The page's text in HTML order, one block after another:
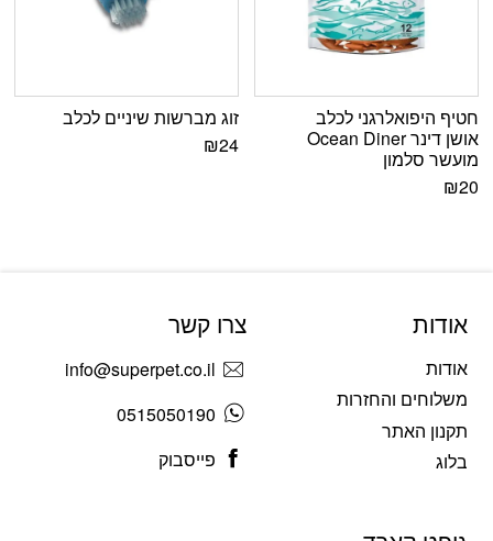
חטיף היפואלרגני לכלב
אושן דינר Ocean Diner
מועשר סלמון
₪20
זוג מברשות שיניים לכלב
₪24
אודות
אודות
משלוחים והחזרות
תקנון האתר
בלוג
צרו קשר
info@superpet.co.il
0515050190
פייסבוק